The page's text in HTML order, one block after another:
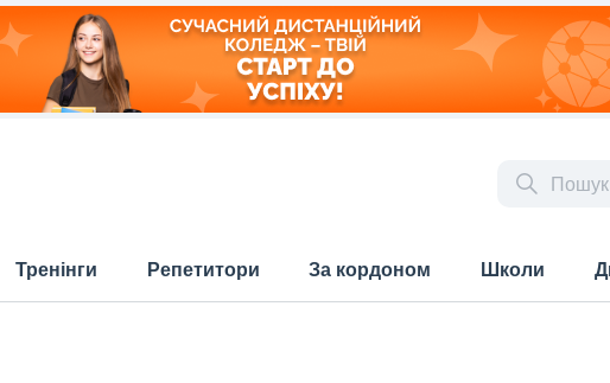
Тренінги Репетитори За кордоном Школи